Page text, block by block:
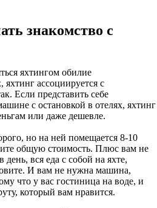
знакомство с
яхтингом обилие
ассоциируется с
Если представить себе
с остановкой в отелях, яхтинг
или даже дешевле.
но на ней помещается 8-10
общую стоимость. Плюс вам не
вся еда с собой на яхте,
И вам не нужна машина,
что у вас гостиница на воде, и
который вам нравится.